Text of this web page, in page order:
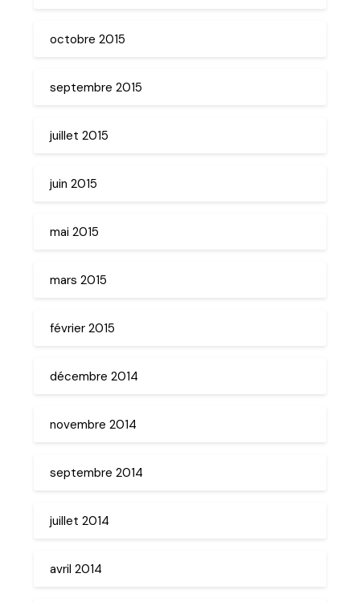
octobre 2015
septembre 2015
juillet 2015
juin 2015
mai 2015
mars 2015
février 2015
décembre 2014
novembre 2014
septembre 2014
juillet 2014
avril 2014